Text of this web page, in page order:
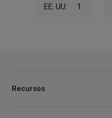
EE. UU. 1
Recursos